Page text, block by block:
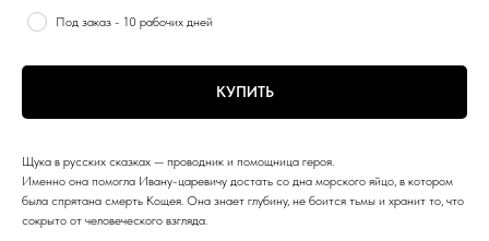
Под заказ - 10 рабочих дней
КУПИТЬ
Щука в русских сказках — проводник и помощница героя.
Именно она помогла Ивану-царевичу достать со дна морского яйцо, в котором
была спрятана смерть Кощея. Она знает глубину, не боится тьмы и хранит то, что
сокрыто от человеческого взгляда.